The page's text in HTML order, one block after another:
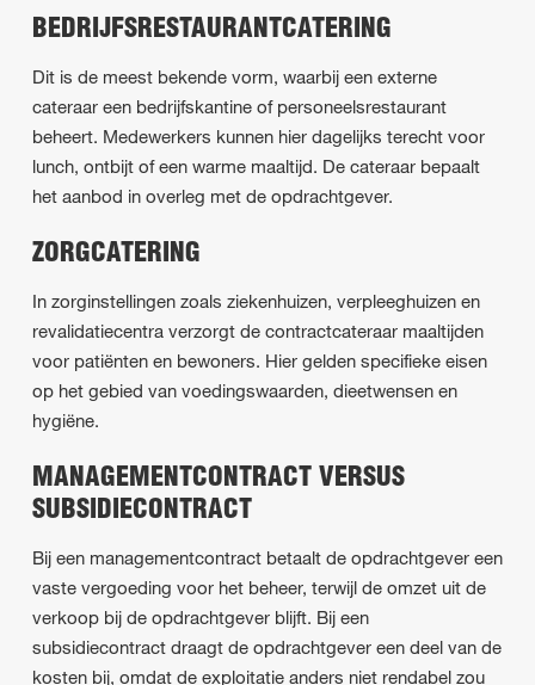
BEDRIJFSRESTAURANTCATERING
Dit is de meest bekende vorm, waarbij een externe
cateraar een bedrijfskantine of personeelsrestaurant
beheert. Medewerkers kunnen hier dagelijks terecht voor
lunch, ontbijt of een warme maaltijd. De cateraar bepaalt
het aanbod in overleg met de opdrachtgever.
ZORGCATERING
In zorginstellingen zoals ziekenhuizen, verpleeghuizen en
revalidatiecentra verzorgt de contractcateraar maaltijden
voor patiënten en bewoners. Hier gelden specifieke eisen
op het gebied van voedingswaarden, dieetwensen en
hygiëne.
MANAGEMENTCONTRACT VERSUS
SUBSIDIECONTRACT
Bij een managementcontract betaalt de opdrachtgever een
vaste vergoeding voor het beheer, terwijl de omzet uit de
verkoop bij de opdrachtgever blijft. Bij een
subsidiecontract draagt de opdrachtgever een deel van de
kosten bij, omdat de exploitatie anders niet rendabel zou